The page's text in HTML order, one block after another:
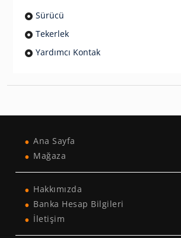
Sürücü
Tekerlek
Yardımcı Kontak
Ana Sayfa
Mağaza
Hakkımızda
Banka Hesap Bilgileri
İletişim